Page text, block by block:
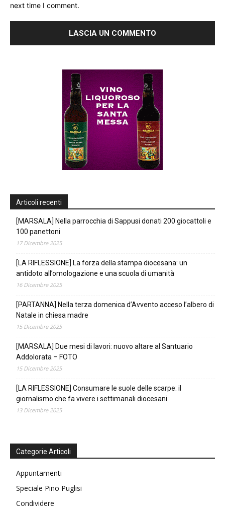
next time I comment.
Articoli recenti
[MARSALA] Nella parrocchia di Sappusi donati 200 giocattoli e
100 panettoni
17 Dicembre 2025
[LA RIFLESSIONE] La forza della stampa diocesana: un
antidoto all’omologazione e una scuola di umanità
16 Dicembre 2025
[PARTANNA] Nella terza domenica d’Avvento acceso l’albero di
Natale in chiesa madre
15 Dicembre 2025
[MARSALA] Due mesi di lavori: nuovo altare al Santuario
Addolorata – FOTO
15 Dicembre 2025
[LA RIFLESSIONE] Consumare le suole delle scarpe: il
giornalismo che fa vivere i settimanali diocesani
13 Dicembre 2025
Categorie Articoli
Appuntamenti
Speciale Pino Puglisi
Condividere